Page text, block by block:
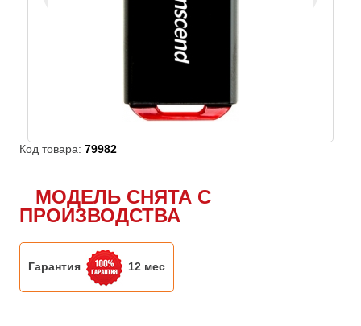
Код товара:79982
МОДЕЛЬ СНЯТА С
ПРОИЗВОДСТВА
Гарантия 12 мес